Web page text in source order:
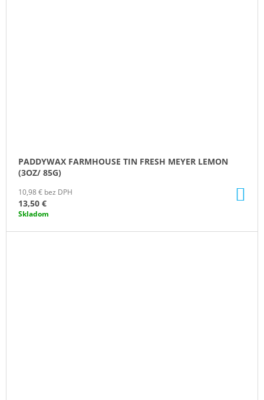
PADDYWAX FARMHOUSE TIN FRESH MEYER LEMON
(3OZ/ 85G)
10,98 € bez DPH
13,50 €
Skladom